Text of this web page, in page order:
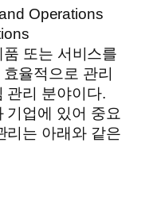
Operations
또는 서비스를
율적으로 관리
관리 분야이다.
기업에 있어 중요
리는 아래와 같은